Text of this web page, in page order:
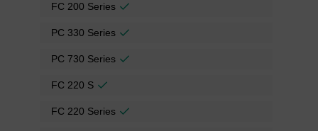
FC 200 Series
PC 330 Series
PC 730 Series
FC 220 S
FC 220 Series